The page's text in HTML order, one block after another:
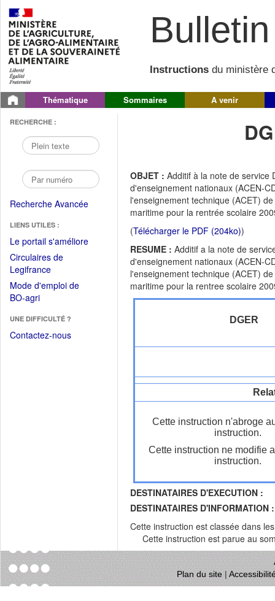
Instructions du ministère
Thématique Sommaires A venir
RECHERCHE :
Recherche Avancée
LIENS UTILES :
Le portail s'améliore(Fichier
Circulaires de
Legifrance(Ouvrir
dans
une
fenêtre)
Mode d'emploi de
BO-agri(Ouvrir
une
nouvelle
UNE DIFFICULTÉ ?
Contactez-nous
OBJET : Additif à la note de service
d'enseignement nationaux (ACEN-
l'enseignement technique (ACET)
maritime pour la rentrée scolaire
(Télécharger le PDF (204ko))
RESUME : Additif a la note de
d'enseignement nationaux (ACEN-
l'enseignement technique (ACET)
maritime pour la rentree scolaire
DGER
Cette instruction n'abroge
instruction.
Cette instruction ne modifie
instruction.
DESTINATAIRES D'EXECUTION :
DESTINATAIRES D'INFORMATION :
Cette instruction est classée dans
Cette instruction est parue au
Plan du site|